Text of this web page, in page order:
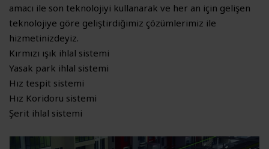
amacı ile son teknolojiyi kullanarak ve her an için gelişen
teknolojiye göre geliştirdiğimiz çözümlerimiz ile
hizmetinizdeyiz.
Kırmızı ışık ihlal sistemi
Yasak park ihlal sistemi
Hız tespit sistemi
Hız Koridoru sistemi
Şerit ihlal sistemi